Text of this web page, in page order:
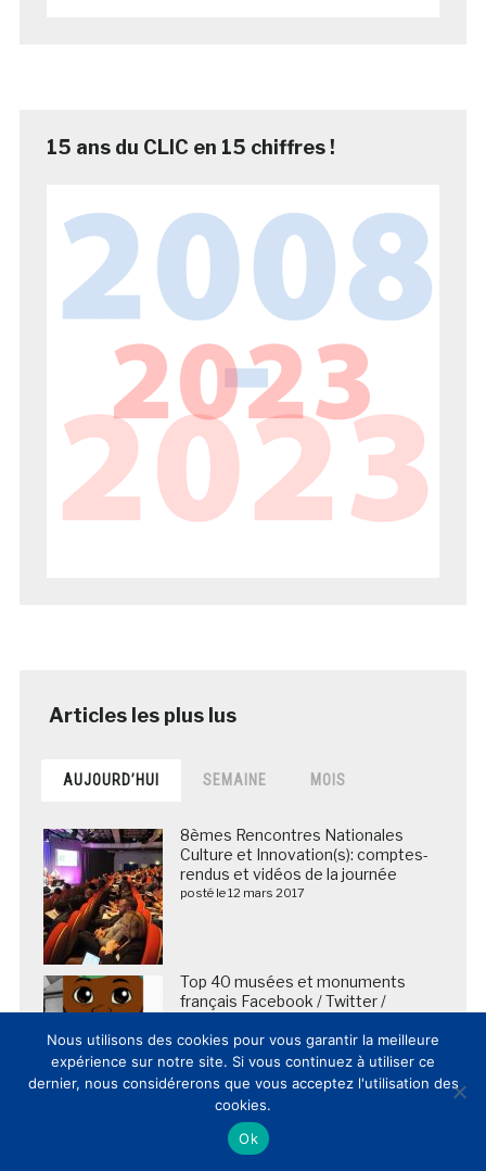
15 ans du CLIC en 15 chiffres !
AUJOURD’HUI SEMAINE MOIS
8èmes Rencontres Nationales
Culture et Innovation(s): comptes-
rendus et vidéos de la journée
posté le 12 mars 2017
Top 40 musées et monuments
français Facebook / Twitter /
depuis le 1er janvier 2017
posté le 3 avril 2017
Osamu Tezuka, « dieu » du manga et
père d’Astro Boy, fait son entrée
Nous utilisons des cookies pour vous garantir la meilleure
expérience sur notre site. Si vous continuez à utiliser ce
dernier, nous considérerons que vous acceptez l'utilisation des
cookies.
Ok